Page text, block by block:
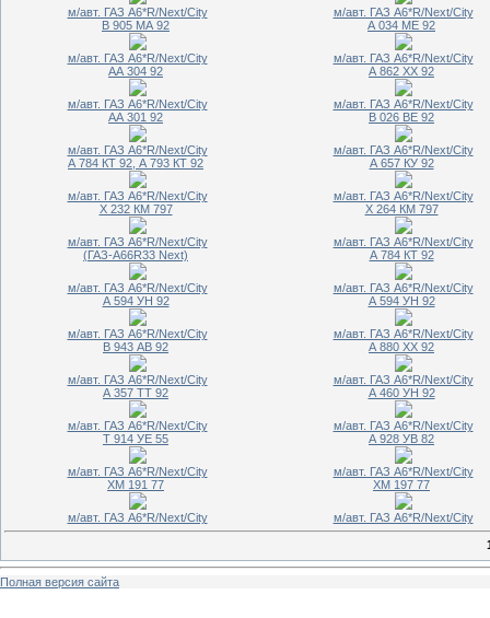
м/авт. ГАЗ A6*R/Next/City
м/авт. ГАЗ A6*R/Next/City
В 905 МА 92
м/авт. ГАЗ A6*R/Next/City
А 034 МЕ 92
м/авт. ГАЗ A6*R/Next/City
АА 304 92
м/авт. ГАЗ A6*R/Next/City
А 862 ХХ 92
м/авт. ГАЗ A6*R/Next/City
АА 301 92
м/авт. ГАЗ A6*R/Next/City
В 026 ВЕ 92
м/авт. ГАЗ A6*R/Next/City
А 784 КТ 92, А 793 КТ 92
м/авт. ГАЗ A6*R/Next/City
А 657 КУ 92
м/авт. ГАЗ A6*R/Next/City
Х 232 КМ 797
м/авт. ГАЗ A6*R/Next/City
Х 264 КМ 797
м/авт. ГАЗ A6*R/Next/City
(ГАЗ-А66R33 Next)
м/авт. ГАЗ A6*R/Next/City
А 784 КТ 92
м/авт. ГАЗ A6*R/Next/City
А 594 УН 92
м/авт. ГАЗ A6*R/Next/City
А 594 УН 92
м/авт. ГАЗ A6*R/Next/City
В 943 АВ 92
м/авт. ГАЗ A6*R/Next/City
А 880 ХХ 92
м/авт. ГАЗ A6*R/Next/City
А 357 ТТ 92
м/авт. ГАЗ A6*R/Next/City
А 460 УН 92
м/авт. ГАЗ A6*R/Next/City
Т 914 УЕ 55
м/авт. ГАЗ A6*R/Next/City
А 928 УВ 82
м/авт. ГАЗ A6*R/Next/City
ХМ 191 77
м/авт. ГАЗ A6*R/Next/City
ХМ 197 77
м/авт. ГАЗ A6*R/Next/City
Полная версия сайта